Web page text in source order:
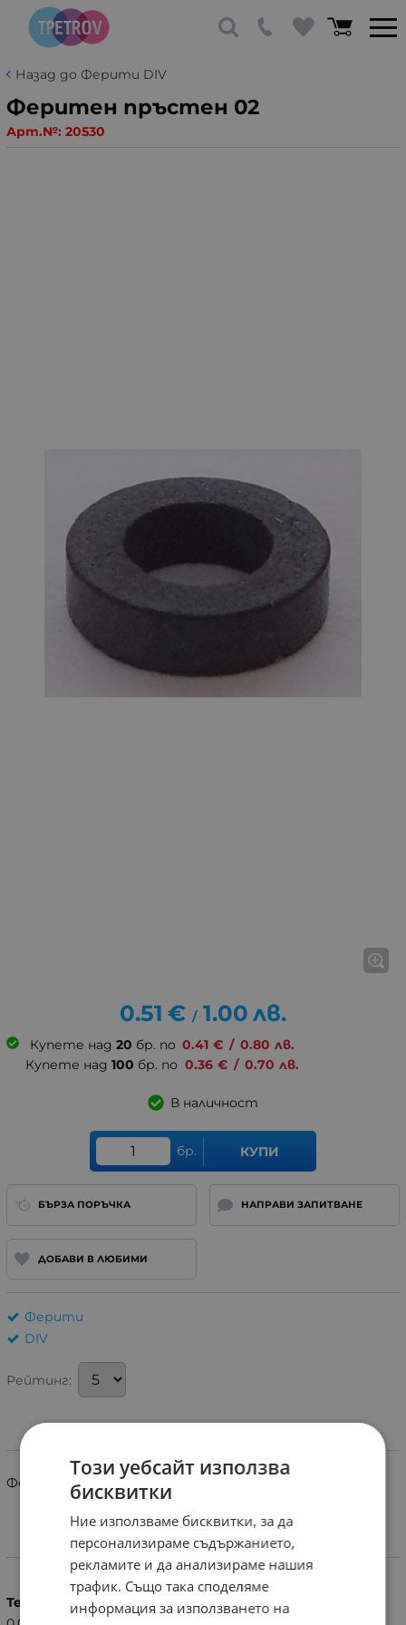
Назад до Ферити DIV
Феритен пръстен 02
Арт.№: 20530
0.51 € / 1.00 лв.
Купете над 20 бр. по 0.41 € / 0.80 лв.
Купете над 100 бр. по 0.36 € / 0.70 лв.
В наличност
бр. КУПИ
БЪРЗА ПОРЪЧКА НАПРАВИ ЗАПИТВАНЕ
ДОБАВИ В ЛЮБИМИ
Ферити
DIV
Рейтинг:
Феритен пръстен 7.3x2x2mm
Характеристики
Тегло (кг.)
Този уебсайт използва
бисквитки
Ние използваме бисквитки, за да
персонализираме съдържанието,
рекламите и да анализираме нашия
трафик. Също така споделяме
информация за използването на